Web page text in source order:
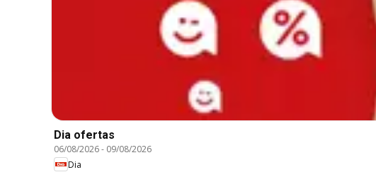
Dia ofertas
06/08/2026- 09/08/2026
Dia